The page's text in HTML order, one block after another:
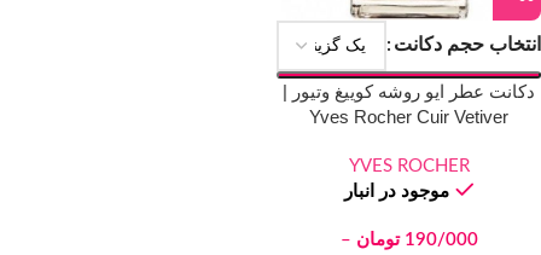
انتخاب حجم دکانت
دکانت عطر ایو روشه کوییغ وتیور |
Yves Rocher Cuir Vetiver
YVES ROCHER
موجود در انبار
190/000 تومان –